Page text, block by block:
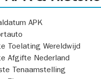
APK
Toelating Wereldwijd
Afgifte Nederland
Tenaamstelling